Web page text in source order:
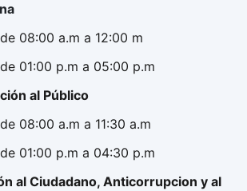
08:00 a.m a 12:00 m
01:00 p.m a 05:00 p.m
al Público
08:00 a.m a 11:30 a.m
01:00 p.m a 04:30 p.m
al Ciudadano, Anticorrupcion y al